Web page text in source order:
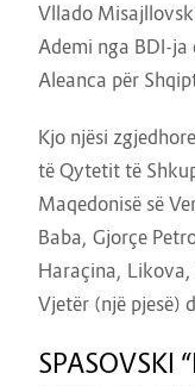
Vllado
Ademi nga BDI-
Aleanca për
Kjo njësi
të Qytetit të
Maqedonisë së
Baba, Gjorçe
Haraçina,
Vjetër (një pjesë)
SPASOVSKI